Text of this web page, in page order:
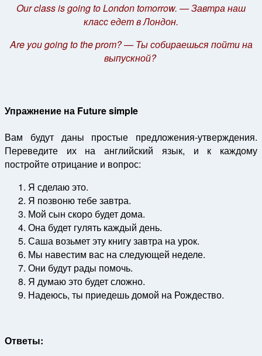
Our class is going to London tomorrow. — Завтра наш
класс едет в Лондон.
Are you going to the prom? — Ты собираешься пойти на
выпускной?
Упражнение на Future simple
Вам будут даны простые предложения-утверждения.
Переведите их на английский язык, и к каждому
постройте отрицание и вопрос:
Я сделаю это.
Я позвоню тебе завтра.
Мой сын скоро будет дома.
Она будет гулять каждый день.
Саша возьмет эту книгу завтра на урок.
Мы навестим вас на следующей неделе.
Они будут рады помочь.
Я думаю это будет сложно.
Надеюсь, ты приедешь домой на Рождество.
Ответы: